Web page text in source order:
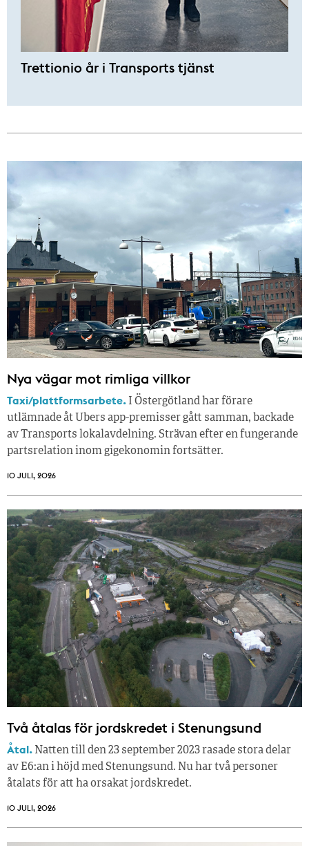
Trettionio år i Transports tjänst
Nya vägar mot rimliga villkor
Taxi/plattformsarbete. I Östergötland har förare
utlämnade åt Ubers app-premisser gått samman, backade
av Transports lokalavdelning. Strävan efter en fungerande
partsrelation inom gigekonomin fortsätter.
10 JULI, 2026
Två åtalas för jordskredet i Stenungsund
Åtal. Natten till den 23 september 2023 rasade stora delar
av E6:an i höjd med Stenungsund. Nu har två personer
åtalats för att ha orsakat jordskredet.
10 JULI, 2026